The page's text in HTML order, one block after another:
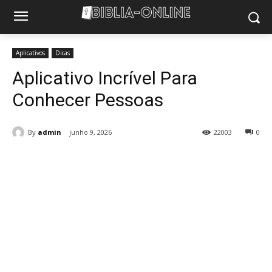
Aplicativos Dicas
Aplicativo Incrível Para
Conhecer Pessoas
By admin junho 9, 2026 0
22003